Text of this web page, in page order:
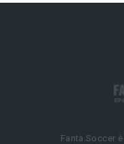
Fanta.Soccer